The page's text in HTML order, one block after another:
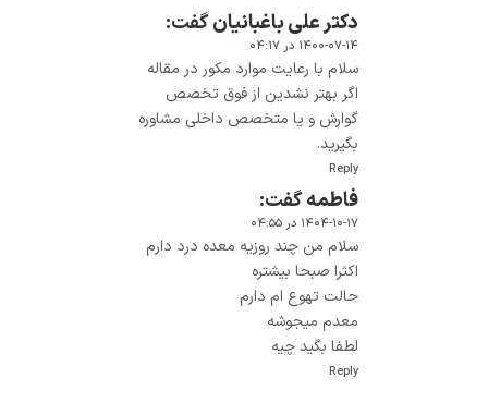
دکتر علی باغبانیانگفت:
۱۴۰۰-۰۷-۱۴ در ۰۴:۱۷
سلام با رعایت موارد مکور در مقاله
اگر بهتر نشدین از فوق تخصص
گوارش و یا متخصص داخلی مشاوره
بگیرید.
Reply
فاطمهگفت:
۱۴۰۴-۱۰-۱۷ در ۰۴:۵۵
سلام من چند روزیه معده درد دارم
اکثرا صبحا بیشتره
حالت تهوع ام دارم
معدم میجوشه
لطفا بگید چیه
Reply